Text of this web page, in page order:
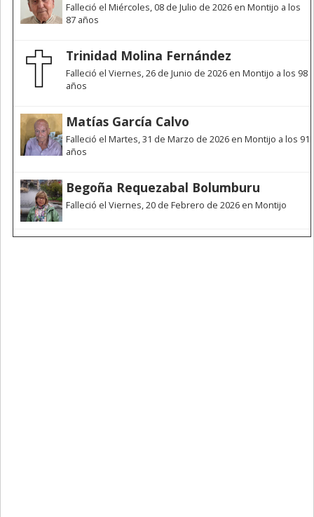
Falleció el Miércoles, 08 de Julio de 2026 en Montijo a los
87 años
Trinidad Molina Fernández
Falleció el Viernes, 26 de Junio de 2026 en Montijo a los 98
años
Matías García Calvo
Falleció el Martes, 31 de Marzo de 2026 en Montijo a los 91
años
Begoña Requezabal Bolumburu
Falleció el Viernes, 20 de Febrero de 2026 en Montijo